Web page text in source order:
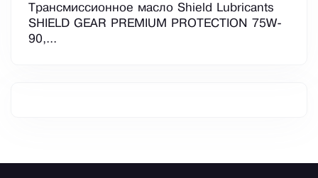
Трансмиссионное масло Shield Lubricants
SHIELD GEAR PREMIUM PROTECTION 75W-
90,...